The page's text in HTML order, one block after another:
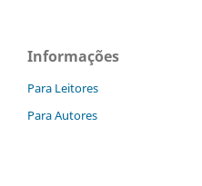
Informações
Para Leitores
Para Autores